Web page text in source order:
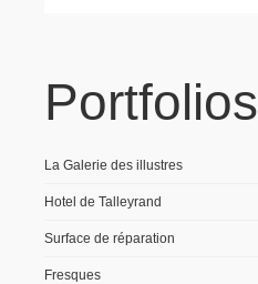
Portfolios
La Galerie des illustres
Hotel de Talleyrand
Surface de réparation
Fresques